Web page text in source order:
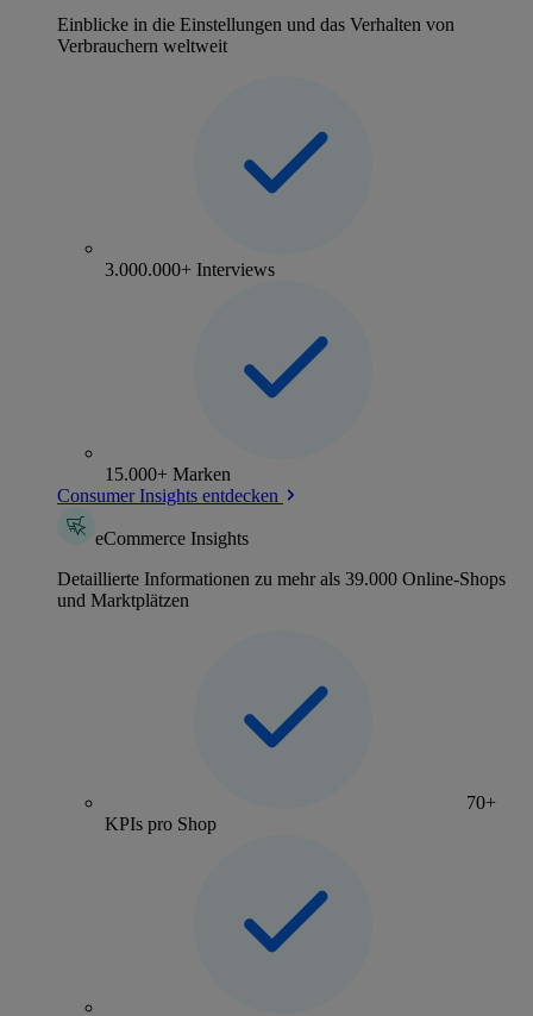
Einblicke in die Einstellungen und das Verhalten von
Verbrauchern weltweit
3.000.000+ Interviews
15.000+ Marken
Consumer Insights entdecken
eCommerce Insights
Detaillierte Informationen zu mehr als 39.000 Online-Shops
und Marktplätzen
70+
KPIs pro Shop